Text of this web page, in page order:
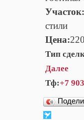
Участок:
стили
Цена:
Тип
Далее
Тф:+7